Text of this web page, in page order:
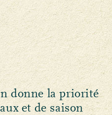
donne la priorité
et de saison